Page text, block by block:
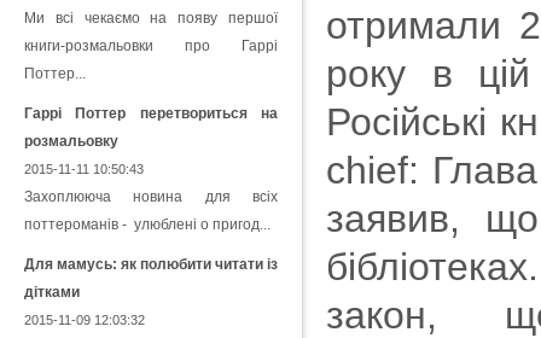
отримали
року в цій
Російські
chief:
заявив, що
закон,
Ми всі чекаємо на появу першої
книги-розмальовки про Гаррі
Поттер...
Гаррі Поттер перетвориться на
розмальовку
2015-11-11 10:50:43
Захоплююча новина для всіх
поттероманів - улюблені о пригод...
Для мамусь: як полюбити читати із
дітками
2015-11-09 12:03:32